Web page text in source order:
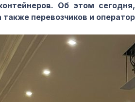
Об этом
перевозчиков и